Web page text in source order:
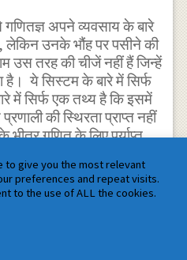
अपने व्यवसाय के बारे
लेकिन उनके भौंह पर पसीने की
उस तरह की चीजें नहीं हैं जिन्हें
ये सिस्टम के बारे में सिर्फ
में सिर्फ एक तथ्य है कि इसमें
की स्थिरता प्राप्त नहीं
गणित के लिए पर्याप्त
होंगे। इसके बारे में क्या
जियो। इसलिए यह इस तरह
है। ये गणित के बारे में गणितीय
अब मेटामेटामेटिकल प्रमेय हैं,
to give you the most relevant
preferences and repeat visits.
to the use of ALL the cookies.